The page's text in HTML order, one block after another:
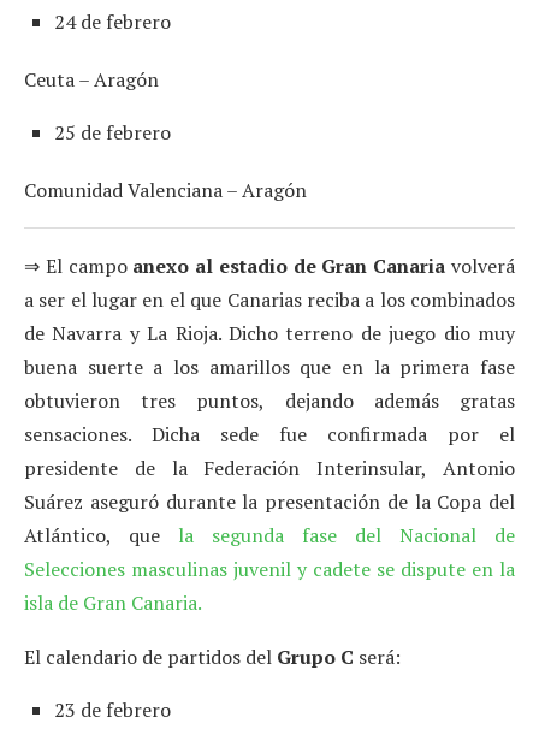
24 de febrero
Ceuta – Aragón
25 de febrero
Comunidad Valenciana – Aragón
⇒ El campo anexo al estadio de Gran Canaria volverá
a ser el lugar en el que Canarias reciba a los combinados
de Navarra y La Rioja. Dicho terreno de juego dio muy
buena suerte a los amarillos que en la primera fase
obtuvieron tres puntos, dejando además gratas
sensaciones. Dicha sede fue confirmada por el
presidente de la Federación Interinsular, Antonio
Suárez aseguró durante la presentación de la Copa del
Atlántico, que la segunda fase del Nacional de
Selecciones masculinas juvenil y cadete se dispute en la
isla de Gran Canaria.
El calendario de partidos del Grupo C será:
23 de febrero